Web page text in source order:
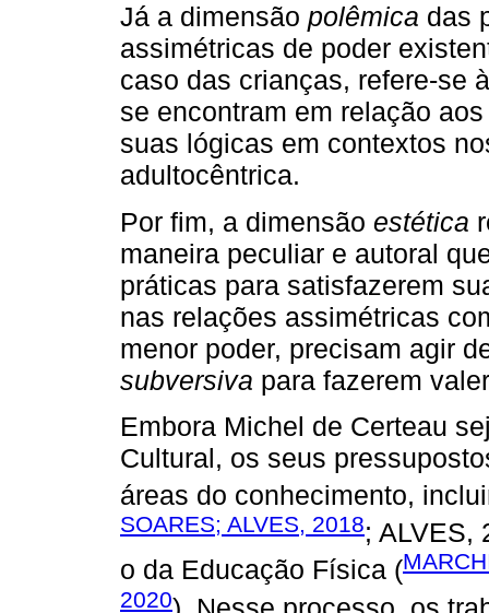
Já a dimensão polêmica das
assimétricas de poder
caso das crianças, refere-se
se encontram em relação
suas lógicas em contextos
adultocêntrica.
Por fim, a dimensão estética
maneira peculiar e autoral
práticas para satisfazerem
nas relações assimétricas
menor poder, precisam agir
subversiva para fazerem
Embora Michel de Certeau
Cultural, os seus
áreas do conhecimento,
SOARES; ALVES, 2018; ALVES,
o da Educação Física (
2020